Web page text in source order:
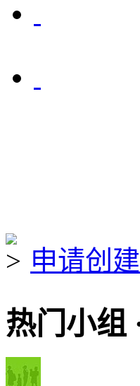
申请创
热门小组 ·